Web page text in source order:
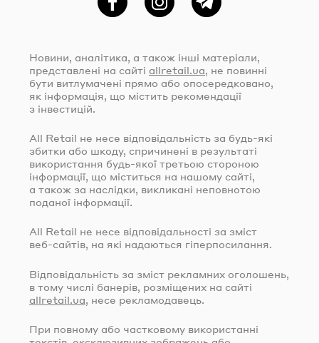
ФейсбукInstagramTelegram
Новини, аналітика, а також інші матеріали,
представлені на сайті allretail.ua , не повинні
бути витлумачені прямо або опосередковано,
як інформація, що містить рекомендації
з інвестицій.
All Retail не несе відповідальність за будь-які
збитки або шкоду, спричинені в результаті
використання будь-якої третьою стороною
інформації, що міститься на нашому сайті,
а також за наслідки, викликані неповнотою
поданої інформації.
All Retail не несе відповідальності за зміст
веб-сайтів, на які надаються гіперпосилання.
Відповідальність за зміст рекламних оголошень,
в тому числі банерів, розміщених на сайті
allretail.ua, несе рекламодавець.
При повному або частковому використанні